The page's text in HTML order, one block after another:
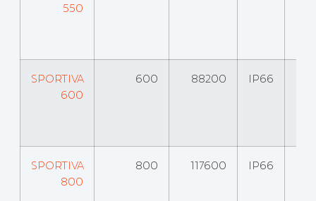
550
SPORTIVA
600
600 88200 IP66
SPORTIVA
800
800 117600 IP66